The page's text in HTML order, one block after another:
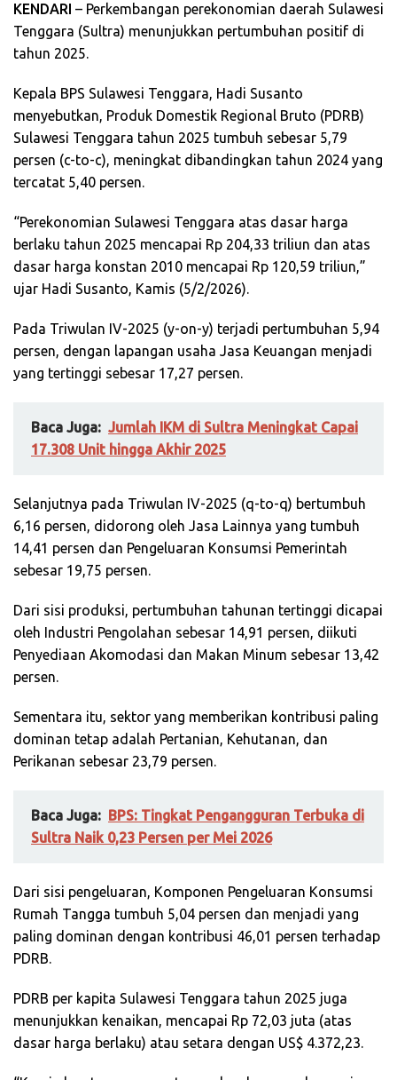
KENDARI – Perkembangan perekonomian daerah Sulawesi
Tenggara (Sultra) menunjukkan pertumbuhan positif di
tahun 2025.
Kepala BPS Sulawesi Tenggara, Hadi Susanto
menyebutkan, Produk Domestik Regional Bruto (PDRB)
Sulawesi Tenggara tahun 2025 tumbuh sebesar 5,79
persen (c-to-c), meningkat dibandingkan tahun 2024 yang
tercatat 5,40 persen.
“Perekonomian Sulawesi Tenggara atas dasar harga
berlaku tahun 2025 mencapai Rp 204,33 triliun dan atas
dasar harga konstan 2010 mencapai Rp 120,59 triliun,”
ujar Hadi Susanto, Kamis (5/2/2026).
Pada Triwulan IV-2025 (y-on-y) terjadi pertumbuhan 5,94
persen, dengan lapangan usaha Jasa Keuangan menjadi
yang tertinggi sebesar 17,27 persen.
Baca Juga: Jumlah IKM di Sultra Meningkat Capai
17.308 Unit hingga Akhir 2025
Selanjutnya pada Triwulan IV-2025 (q-to-q) bertumbuh
6,16 persen, didorong oleh Jasa Lainnya yang tumbuh
14,41 persen dan Pengeluaran Konsumsi Pemerintah
sebesar 19,75 persen.
Dari sisi produksi, pertumbuhan tahunan tertinggi dicapai
oleh Industri Pengolahan sebesar 14,91 persen, diikuti
Penyediaan Akomodasi dan Makan Minum sebesar 13,42
persen.
Sementara itu, sektor yang memberikan kontribusi paling
dominan tetap adalah Pertanian, Kehutanan, dan
Perikanan sebesar 23,79 persen.
Baca Juga: BPS: Tingkat Pengangguran Terbuka di
Sultra Naik 0,23 Persen per Mei 2026
Dari sisi pengeluaran, Komponen Pengeluaran Konsumsi
Rumah Tangga tumbuh 5,04 persen dan menjadi yang
paling dominan dengan kontribusi 46,01 persen terhadap
PDRB.
PDRB per kapita Sulawesi Tenggara tahun 2025 juga
menunjukkan kenaikan, mencapai Rp 72,03 juta (atas
dasar harga berlaku) atau setara dengan US$ 4.372,23.